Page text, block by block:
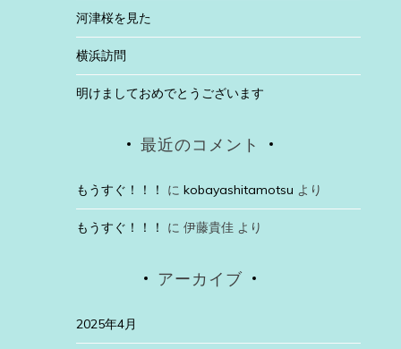
河津桜を見た
横浜訪問
明けましておめでとうございます
最近のコメント
もうすぐ！！！ に kobayashitamotsu より
もうすぐ！！！ に 伊藤貴佳より
アーカイブ
2025年4月